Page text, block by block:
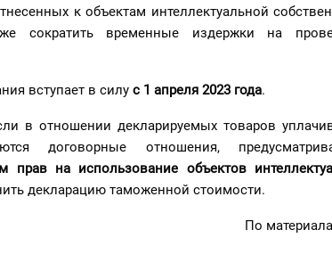
к объектам интеллектуальной
сократить временные издержки на
вступает в силу с 1 апреля 2023 года.
в отношении декларируемых товаров
договорные отношения,
прав на использование объектов
декларацию таможенной стоимости.
По